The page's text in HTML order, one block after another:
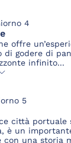
4
offre
di godere di
infinito...
5
città portuale
è un
con una storia